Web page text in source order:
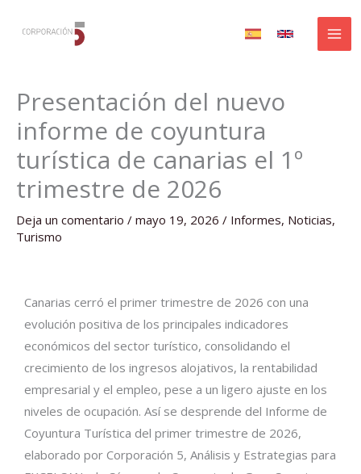
Presentación del nuevo
informe de coyuntura
turística de canarias el 1º
trimestre de 2026
Deja un comentario / mayo 19, 2026 / Informes, Noticias,
Turismo
Canarias cerró el primer trimestre de 2026 con una
evolución positiva de los principales indicadores
económicos del sector turístico, consolidando el
crecimiento de los ingresos alojativos, la rentabilidad
empresarial y el empleo, pese a un ligero ajuste en los
niveles de ocupación. Así se desprende del Informe de
Coyuntura Turística del primer trimestre de 2026,
elaborado por Corporación 5, Análisis y Estrategias para